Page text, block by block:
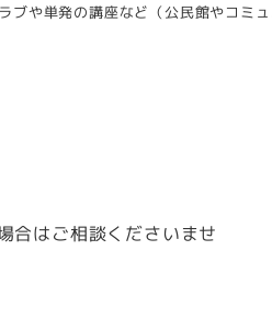
ブや単発の講座など（公民館やコミ
合はご相談くださいませ